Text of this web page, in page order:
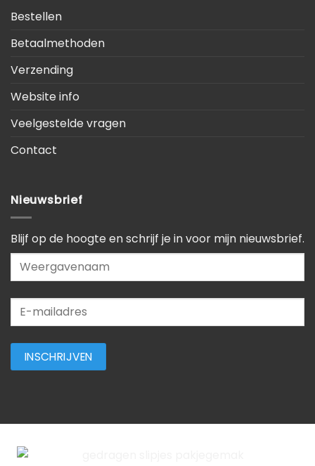
Bestellen
Betaalmethoden
Verzending
Website info
Veelgestelde vragen
Contact
Nieuwsbrief
Blijf op de hoogte en schrijf je in voor mijn nieuwsbrief.